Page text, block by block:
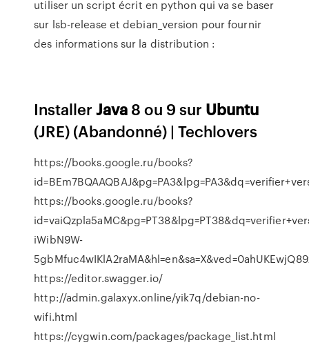
utiliser un script écrit en python qui va se baser
sur lsb-release et debian_version pour fournir
des informations sur la distribution :
InstallerJava 8 ou 9 sur Ubuntu
(JRE) (Abandonné) | Techlovers
https://books.google.ru/books?
https://books.google.ru/books?
iWibN9W-
https://editor.swagger.io/
http://admin.galaxyx.online/yik7q/debian-no-
wifi.html
https://cygwin.com/packages/package_list.html